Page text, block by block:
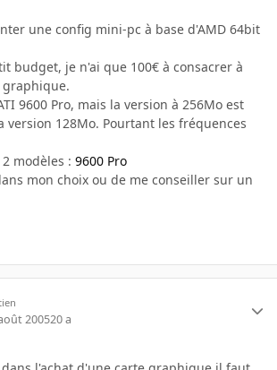
une config mini-pc à base d'AMD 64bit
budget, je n'ai que 100€ à consacrer à
graphique.
9600 Pro, mais la version à 256Mo est
version 128Mo. Pourtant les fréquences
modèles : 9600 Pro
mon choix ou de me conseiller sur un
200520 a